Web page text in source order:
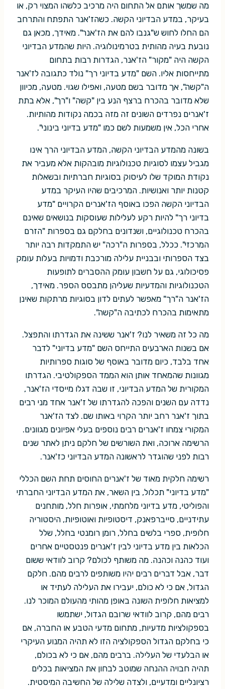
מה שמשך אותם אל התחום היה מרכיב כלשהו המצוי רק, או
בעיקר, במדע הבדיוני הקשה. כשהז'אנר התפתח והתרחב
הם החלו לחוש ש"גנבו להם את הז'אנר". מאידך, מכאן גם
נובעת בעיה מהותית בטרמינולוגיה. היות שהמדע הבדיוני
הקשה היה "מקור" הז'אנר, הגדרות רבות בתחום
מתייחסות אליו. השם "מדע בדיוני רך" נולד כתגובה לז'אנר
ה"קשה", אך מדובר בשם מטעה, ואפילו שגוי. מטעה, מכיוון
שלא מדובר בהכרח ברצף הנע בין "קשה" ו"רך", אלא בתת
ז'אנרים נפרדים השונים זה מזה בכמה נקודות מהותיות.
אחרי הכל, אין משמעות לשם כמו "מדע בדיוני בינוני".
בשונה מהמדע הבדיוני הקשה, המדע הבדיוני הרך אינו
מגביל עצמו לסוגיות טכנולוגיות מובהקות אלא מעביר את
נקודת המוקד שלו לעיסוק בסוגיות חברתיות ובשאלות
קטנות יותר ואנושיות. המרכיבים שהיו העיקר במדע
הבדיוני הקשה הפכו באוסף הז'אנרים הקרויים "מדע
בדיוני רך" להיות רקע לעלילות שעוסקות בנושאים שאינם
בהכרח טכנולוגיים, ושנדונים בחלקם גם בספרות "הזרם
המרכזי". ככלל, בספרות ה"רכה" יש התמקדות רבה יותר
בצד הספרותי ובבניית עלילה מורכבת ודמויות בעלות עומק
פסיכולוגי, גם על חשבון עומק ההסברים לתופעות
הטכנולוגיות והמדעיות שעליהן מתבסס הספר. מאידך,
הז'אנר ה"רך" מאפשר לעתים לדון בסוגיות מרתקות שאינן
מתאימות בהכרח לכתיבה ה"קשה".
מה כל זה משאיר לנו? ז'אנר ששינה את הגדרתו והתפצל.
אם בשנות הארבעים התייחס השם "מדע בדיוני" לדבר
אחד בלבד, כיום מדובר באוסף של סוגות ספרותיות
מגוונות שהמאחד אותן הוא הממד הספקולטיבי. הגדרתו
המקורית של המדע הבדיוני, זו שבה דגלו מייסדי הז'אנר,
נדדה עם השנים והפכה להגדרתו של ז'אנר אחד מני רבים
בתוך ז'אנר רחב יותר הקרוי באותו שם. לצד הז'אנר
המקורי צמחו ז'אנרים רבים נוספים בעלי אפיונים מגוונים.
הרשימה ארוכה, ואת השורשים של חלקם ניתן לאתר שנים
רבות לפני שהוגדר לראשונה המדע הבדיוני כז'אנר.
רשימה חלקית מאוד של ז'אנרים החוסים תחת השם הכללי
"מדע בדיוני" תכלול, בין השאר, את המדע הבדיוני החברתי
והפוליטי, מדע בדיוני מלחמתי, אופרות חלל, מותחנים
עתידניים, סייברפאנק, דיסטופיות ואוטופיות, היסטוריה
חלופית, ספרי בלשים בחלל, רומן רומנטי בחלל, שלל
הכלאות בין מדע בדיוני לבין ז'אנרים פנטסטיים אחרים
ועוד כהנה וכהנה. מה משותף לכולם? קרוב לוודאי ששום
דבר, אבל דברים רבים יהיו משותפים לרבים מהם. חלקם
הגדול, אם כי לא כולם, יעבירו את העלילה לעתיד או
למציאות חלופית השונה באופן מהותי מהעולם המוכר לנו.
רבים מהם, קרוב לוודאי שרובם הגדול, ישתמשו
בספקולציות מדעיות, מתחום מדעי הטבע או החברה, אם
כי בחלקם הגדול הספקולציה הזו לא תהיה המנוע העיקרי
או הבלעדי של העלילה. ברבים מהם, אם כי לא בכולם,
תהיה חבויה ההנחה שמוטב לבחון את המציאות בכלים
רציונליים ומדעיים, ולצדה שלילה של החשיבה המיסטית.